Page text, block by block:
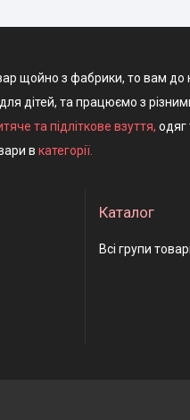
щойно з фабрики, то вам до
дітей, та працюємо з
та підліткове взуття, одяг
в категорії.
Каталог
Всі групи